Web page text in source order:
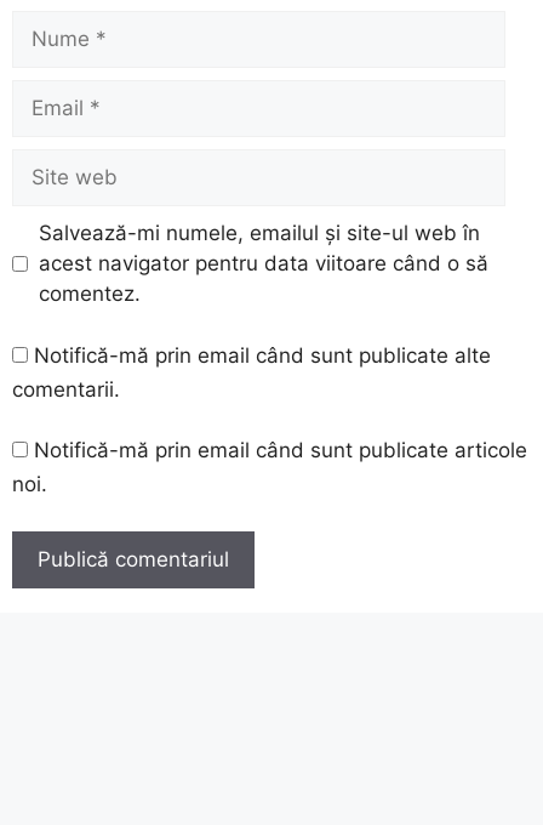
Nume
Email
Site
web
Salvează-mi numele, emailul și site-ul web în
acest navigator pentru data viitoare când o să
comentez.
Notifică-mă prin email când sunt publicate alte
comentarii.
Notifică-mă prin email când sunt publicate articole
noi.